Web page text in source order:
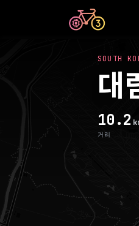
SOUTH
대
10.2
거리